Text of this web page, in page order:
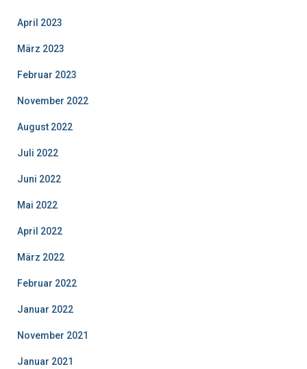
April 2023
März 2023
Februar 2023
November 2022
August 2022
Juli 2022
Juni 2022
Mai 2022
April 2022
März 2022
Februar 2022
Januar 2022
November 2021
Januar 2021